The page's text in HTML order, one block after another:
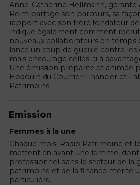
Anne-Catherine Hellmann, gérante
Reim partage son parcours, sa
rapport avec son frère fondateur de
indique également comment
nouveaux collaborateurs en temps
lance un coup de gueule contre
mais encourage celles-ci à
Une émission préparée et animée
Hodouin du Courrier Financier et
Patrimoine
Emission
Femmes à la une
Chaque mois, Radio Patrimoine et
mettent en avant une femme,
professionnel dans le secteur de la
patrimoine et de la finance mérite
particulière.